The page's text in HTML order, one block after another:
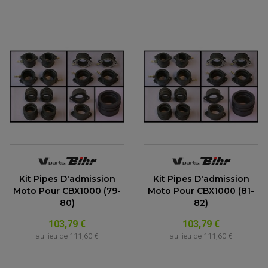
ACCESSOIRES QUAD
ACCESSOIRES ANODISES POUR QUAD
BOUCHON DE RÉSERVOIR QUAD
GUIDON QUAD
KIT DÉCO QUAD / SSV
KIT POIGNÉE DE GAZ QUAD
Kit Pipes D'admission
Moto Pour CBX1000 (79-
80)
103,79 €
au lieu de 111,60 €
Kit Pipes D'admission
Moto Pour CBX1000 (81-
82)
103,79 €
au lieu de 111,60 €